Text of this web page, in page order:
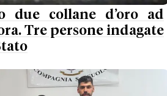
due collane d’oro ad
Tre persone indagate